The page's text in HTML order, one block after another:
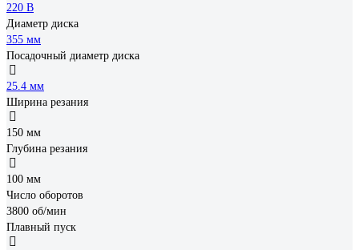
220 В
Диаметр диска
355 мм
Посадочный диаметр диска
25.4 мм
Ширина резания
150 мм
Глубина резания
100 мм
Число оборотов
3800 об/мин
Плавный пуск